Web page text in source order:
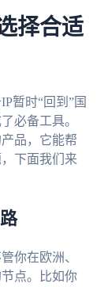
择合适
暂时“回到”国
必备工具。
品，它能帮
下面我们来
你在欧洲、
点。比如你